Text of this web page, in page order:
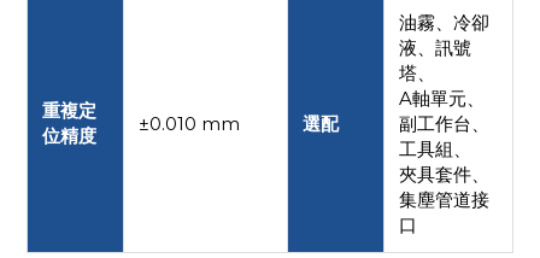
重複定
位精度
±0.010 mm 選配
油霧、冷卻
液、訊號
塔、
A軸單元、
副工作台、
工具組、
夾具套件、
集塵管道接
口